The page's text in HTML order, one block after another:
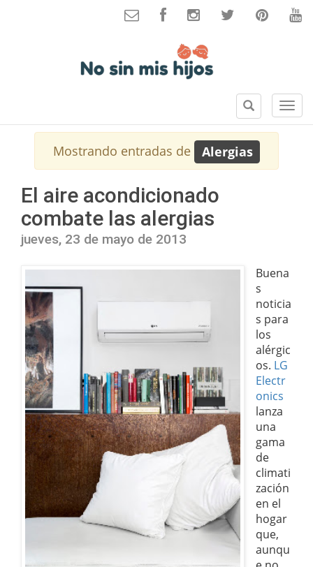
S
e
B
u
s
c
a
Mostrando entradas de Alergias
El aire acondicionado
combate las alergias
jueves, 23 de mayo de 2013
Buena
s
noticia
s para
los
alérgic
os. LG
Electr
onics
lanza
una
gama
de
climati
zación
en el
hogar
que,
aunqu